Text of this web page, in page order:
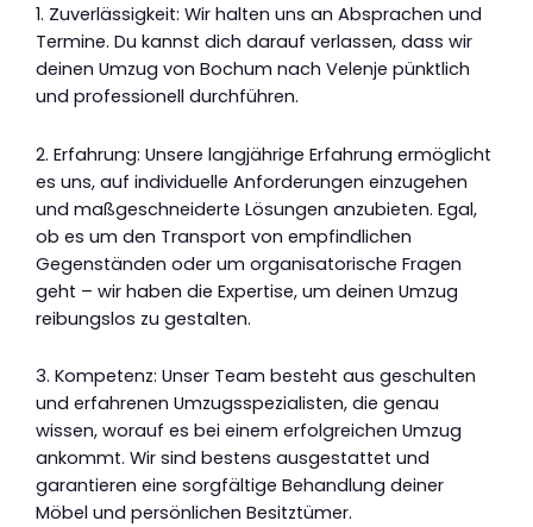
1. Zuverlässigkeit: Wir halten uns an Absprachen und
Termine. Du kannst dich darauf verlassen, dass wir
deinen Umzug von Bochum nach Velenje pünktlich
und professionell durchführen.
2. Erfahrung: Unsere langjährige Erfahrung ermöglicht
es uns, auf individuelle Anforderungen einzugehen
und maßgeschneiderte Lösungen anzubieten. Egal,
ob es um den Transport von empfindlichen
Gegenständen oder um organisatorische Fragen
geht – wir haben die Expertise, um deinen Umzug
reibungslos zu gestalten.
3. Kompetenz: Unser Team besteht aus geschulten
und erfahrenen Umzugsspezialisten, die genau
wissen, worauf es bei einem erfolgreichen Umzug
ankommt. Wir sind bestens ausgestattet und
garantieren eine sorgfältige Behandlung deiner
Möbel und persönlichen Besitztümer.